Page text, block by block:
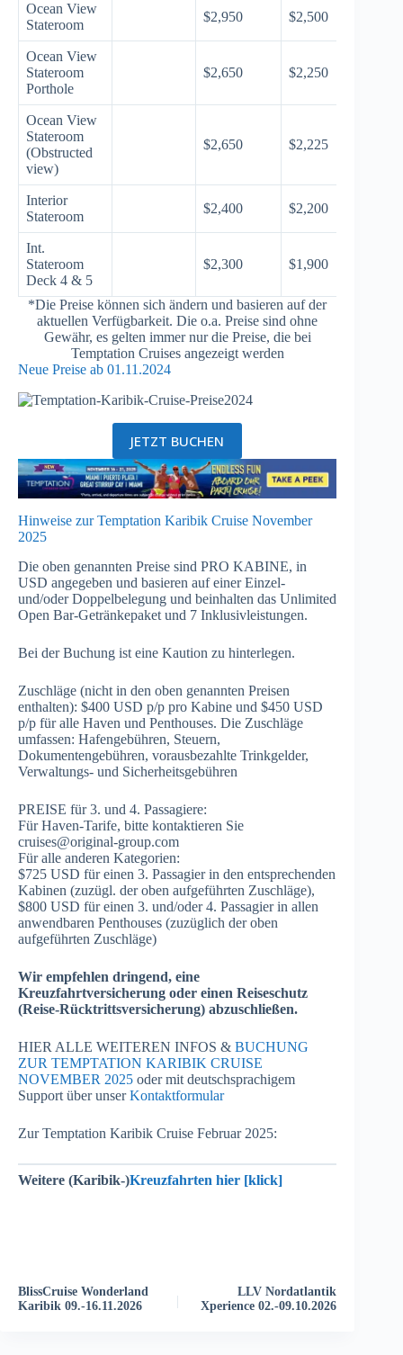
Ocean View
Stateroom
$2,950 $2,500
Ocean View
Stateroom
Porthole
$2,650 $2,250
Ocean View
Stateroom
(Obstructed
view)
$2,650 $2,225
Interior
Stateroom
$2,400 $2,200
Int.
Stateroom
Deck 4 & 5
$2,300 $1,900
*Die Preise können sich ändern und basieren auf der
aktuellen Verfügbarkeit. Die o.a. Preise sind ohne
Gewähr, es gelten immer nur die Preise, die bei
Temptation Cruises angezeigt werden
Neue Preise ab 01.11.2024
JETZT BUCHEN
Hinweise zur Temptation Karibik Cruise November
2025
Die oben genannten Preise sind PRO KABINE, in
USD angegeben und basieren auf einer Einzel-
und/oder Doppelbelegung und beinhalten das Unlimited
Open Bar-Getränkepaket und 7 Inklusivleistungen.
Bei der Buchung ist eine Kaution zu hinterlegen.
Zuschläge (nicht in den oben genannten Preisen
enthalten): $400 USD p/p pro Kabine und $450 USD
p/p für alle Haven und Penthouses. Die Zuschläge
umfassen: Hafengebühren, Steuern,
Dokumentengebühren, vorausbezahlte Trinkgelder,
Verwaltungs- und Sicherheitsgebühren
PREISE für 3. und 4. Passagiere:
Für Haven-Tarife, bitte kontaktieren Sie
cruises@original-group.com
Für alle anderen Kategorien:
$725 USD für einen 3. Passagier in den entsprechenden
Kabinen (zuzügl. der oben aufgeführten Zuschläge),
$800 USD für einen 3. und/oder 4. Passagier in allen
anwendbaren Penthouses (zuzüglich der oben
aufgeführten Zuschläge)
Wir empfehlen dringend, eine
Kreuzfahrtversicherung oder einen Reiseschutz
(Reise-Rücktrittsversicherung) abzuschließen.
HIER ALLE WEITEREN INFOS & BUCHUNG
ZUR TEMPTATION KARIBIK CRUISE
NOVEMBER 2025 oder mit deutschsprachigem
Support über unserKontaktformular
Zur Temptation Karibik Cruise Februar 2025:
Weitere (Karibik-)Kreuzfahrten hier [klick]
s
t
BlissCruise Wonderland
Karibik 09.-16.11.2026
LLV Nordatlantik
Xperience 02.-09.10.2026